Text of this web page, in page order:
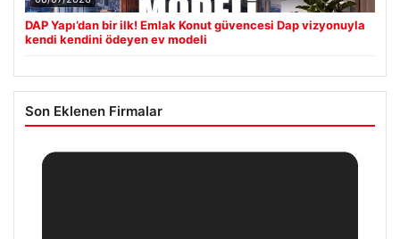
DAP Yapı’dan bir ilk! Emlak Konut güvencesi Dap vizyonuyla
kendi kendini ödeyen ev modeli
Son Eklenen Firmalar